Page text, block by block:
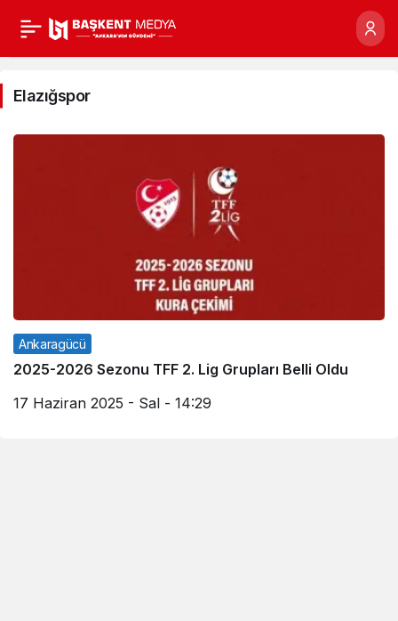
Elazığspor
Haberleri
Elazığspor
Ankaragücü
2025-2026 Sezonu TFF 2. Lig Grupları Belli Oldu
17 Haziran 2025 - Sal - 14:29